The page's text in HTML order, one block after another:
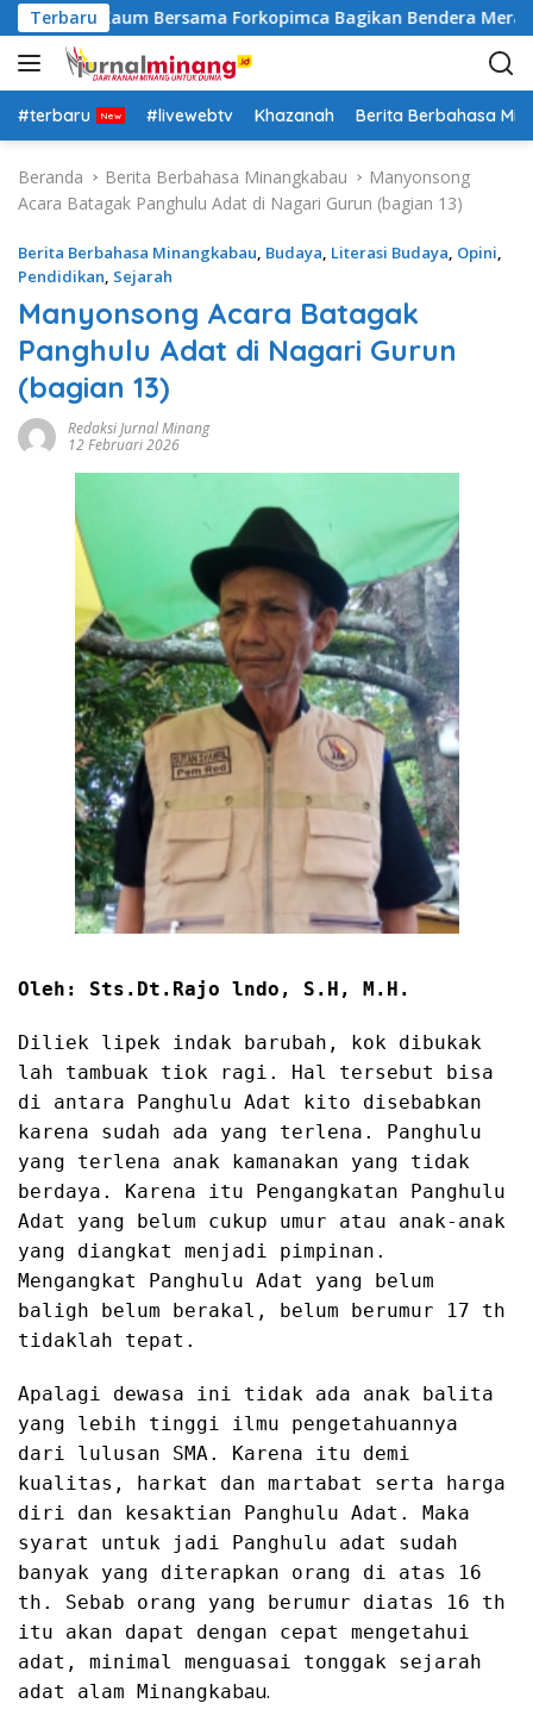
a
g
u
Terbaru
Lima Kaum Bersama Forkopimca Bagikan Bendera Merah
#terbaru #livewebtv Khazanah Berita Berbahasa
Beranda Berita Berbahasa Minangkabau
Manyonsong
Acara Batagak Panghulu Adat di Nagari Gurun (bagian 13)
Berita Berbahasa Minangkabau, Budaya, Literasi Budaya, Opini,
Pendidikan, Sejarah
Manyonsong Acara Batagak
Panghulu Adat di Nagari Gurun
(bagian 13)
Redaksi Jurnal Minang
12 Februari 2026
Oleh: Sts.Dt.Rajo lndo, S.H, M.H.
Diliek lipek indak barubah, kok dibukak
lah tambuak tiok ragi. Hal tersebut bisa
di antara Panghulu Adat kito disebabkan
karena sudah ada yang terlena. Panghulu
yang terlena anak kamanakan yang tidak
berdaya. Karena itu Pengangkatan Panghulu
Adat yang belum cukup umur atau anak-anak
yang diangkat menjadi pimpinan.
Mengangkat Panghulu Adat yang belum
baligh belum berakal, belum berumur 17 th
tidaklah tepat.
Apalagi dewasa ini tidak ada anak balita
yang lebih tinggi ilmu pengetahuannya
dari lulusan SMA. Karena itu demi
kualitas, harkat dan martabat serta harga
diri dan kesaktian Panghulu Adat. Maka
syarat untuk jadi Panghulu adat sudah
banyak yang diterapkan orang di atas 16
th. Sebab orang yang berumur diatas 16 th
itu akan dapat dengan cepat mengetahui
adat, minimal menguasai tonggak sejarah
adat alam Minangkabau.